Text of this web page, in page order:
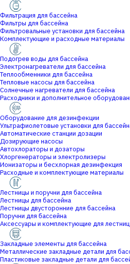
Фильтрация для бассейна
Фильтры для бассейна
Фильтровальные установки для бассейна
Комплектующие и расходные материалы
Подогрев воды для бассейна
Электронагреватели для бассейна
Теплообменники для бассейна
Тепловые насосы для бассейна
Солнечные нагреватели для бассейна
Расходники и дополнительное
Оборудование для дезинфекции
Ультрафиолетовые установки для
Автоматические станции дозации
Дозирующие насосы
Автохлораторы и дозаторы
Хлоргенераторы и электролизеры
Ионизаторы и бесхлорная дезинфекция
Расходные и комплектующие материалы
Лестницы и поручни для бассейна
Лестницы для бассейна
Лестницы двусторонние для бассейна
Поручни для бассейна
Аксессуары и комплектующие для
Закладные элементы для бассейна
Металлические закладные детали для
Пластиковые закладные детали для